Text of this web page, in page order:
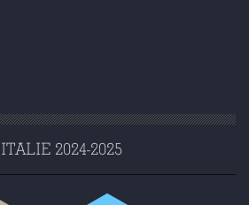
2024-2025